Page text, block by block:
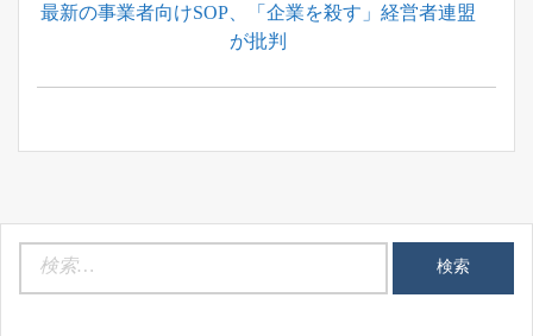
シ
ン
Next
最新の事業者向けSOP、「企業を殺す」経営者連盟
が批判